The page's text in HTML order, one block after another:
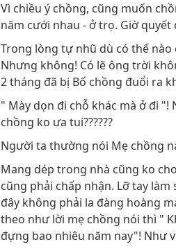
Vì chiều ý chồng, cũng muốn
năm cưới nhau - ở trọ. Giờ
Trong lòng tự nhũ dù có thế
Nhưng không! Có lẽ ông trời
2 tháng đã bị Bố chồng đuổi ra
" Mày dọn đi chỗ khác mà ở đi "!
chồng ko ưa tui??????
Người ta thường nói Mẹ chồng
Mang dép trong nhà cũng ko
cũng phải chấp nhận. Lỡ tay
đây không phải la đàng hoàng
theo như lời mẹ chồng nói thì "
đựng bao nhiêu năm nay"! Như